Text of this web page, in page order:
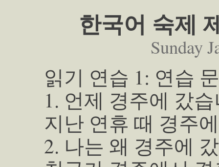
한국어 숙제
Sunday
읽기 연습 1: 연습
1. 언제 경주에 갔
지난 연휴 때 경주
2. 나는 왜 경주에